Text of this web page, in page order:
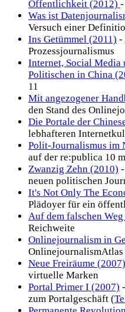
Öffentlichkeit (2012)
Was ist
Versuch einer
Ins Getümmel (2011) -
Prozessjournalismus
Internet, Social Media
Politischen in China
11
Mit angezogener
den Stand des
Die Portale der
lebhafteren
Polit-Journalismus im
auf der re:publica 10
Zwanzig Zehn (2010)
neuen politischen
It's Not Only The
Plädoyer für ein
Auf dem falschen
Reichweite
Onlinejournalism in
Neue Freiräume (2007)
virtuelle Marken
Portal Primer I (2007)
zum Portalgeschäft (